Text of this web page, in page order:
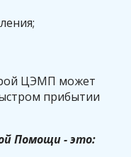
ЦЭМП может
прибытии
Помощи - это: